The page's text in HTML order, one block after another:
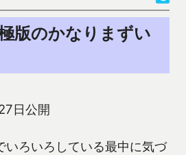
版のかなりまずい
日公開
いろいろしている最中に気づ